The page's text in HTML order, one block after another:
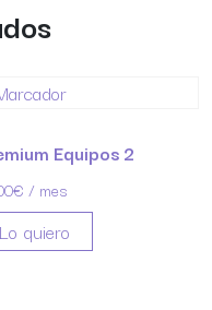
Equipos 2
€ / mes
Lo quiero